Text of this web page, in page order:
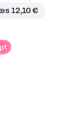
12,10 €